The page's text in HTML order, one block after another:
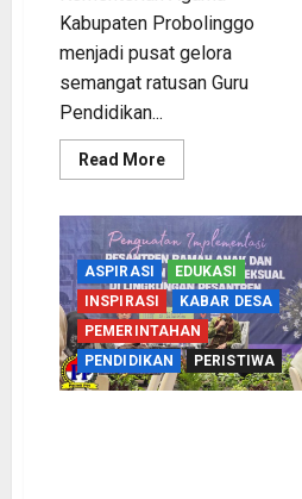
Kabupaten Probolinggo
menjadi pusat gelora
semangat ratusan Guru
Pendidikan...
Read MoreRead
more
Ruhul
Jihad
Pendidik
PAI:
Kemenag
Kabupaten
Probolinggo
Bersama
Kanwil
Jatim
Gembleng
ASPIRASI
EDUKASI
INSPIRASI
KABAR DESA
PEMERINTAHAN
PENDIDIKAN
PERISTIWA